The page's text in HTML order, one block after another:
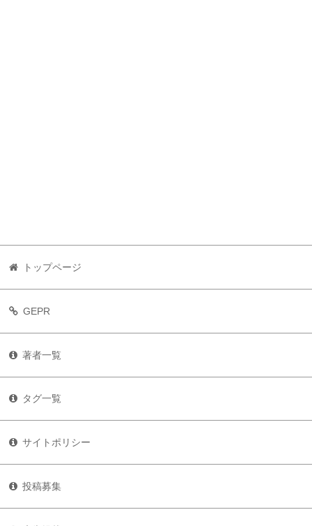
トップページ
GEPR
著者一覧
タグ一覧
サイトポリシー
投稿募集